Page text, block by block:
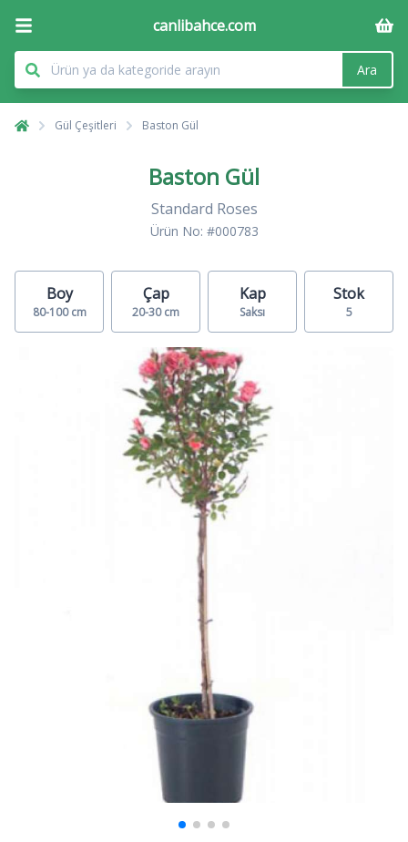
canlibahce.com
Ara
Gül Çeşitleri Baston Gül
Baston Gül
Standard Roses
Ürün No: #000783
Boy
80-100 cm
Çap
20-30 cm
Kap
Saksı
Stok
5